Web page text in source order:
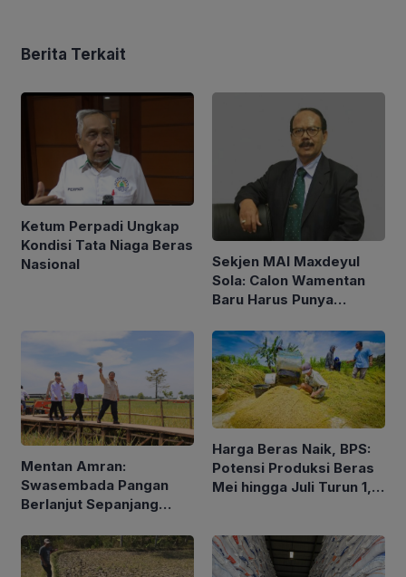
Berita Terkait
Ketum Perpadi Ungkap
Kondisi Tata Niaga Beras
Nasional
Sekjen MAI Maxdeyul
Sola: Calon Wamentan
Baru Harus Punya
Holistik
Mentan Amran:
Swasembada Pangan
Berlanjut Sepanjang
Harga Beras Naik, BPS:
Potensi Produksi Beras
Mei hingga Juli Turun 1,16